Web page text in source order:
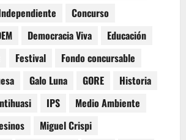
Concurso
Democracia Viva
Educación
Festival
Fondo concursable
Galo Luna GORE
Historia
IPS
Medio Ambiente
Miguel Crispi